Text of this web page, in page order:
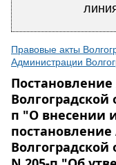
Правовые акты
Администрации
Волгоградской
п "О внесении
Волгоградской